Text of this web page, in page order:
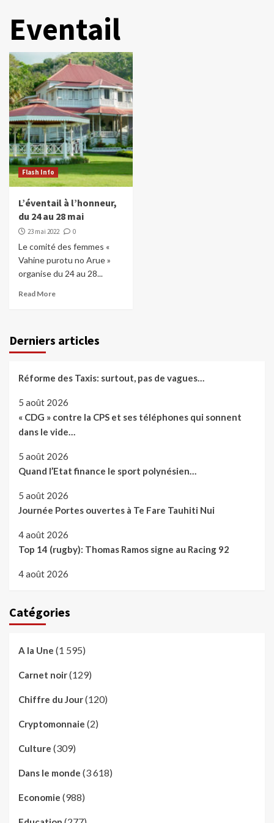
Eventail
Flash Info
L’éventail à l’honneur,
du 24 au 28 mai
23 mai 2022 0
Le comité des femmes «
Vahine purotu no Arue »
organise du 24 au 28...
Read More
Derniers articles
Réforme des Taxis: surtout, pas de vagues…
5 août 2026
« CDG » contre la CPS et ses téléphones qui sonnent
dans le vide…
5 août 2026
Quand l’Etat finance le sport polynésien…
5 août 2026
Journée Portes ouvertes à Te Fare Tauhiti Nui
4 août 2026
Top 14 (rugby): Thomas Ramos signe au Racing 92
4 août 2026
Catégories
A la Une (1 595)
Carnet noir(129)
Chiffre du Jour(120)
Cryptomonnaie (2)
Culture (309)
Dans le monde (3 618)
Economie (988)